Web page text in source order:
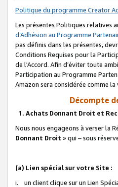
Politique du programme Creator
Les présentes Politiques relatives
d’Adhésion au Programme
pas définis dans les présentes,
Conditions Requises pour la
de l'Accord. Afin d’éviter toute
Participation au Programme
Amazon sera considérée comme
Décompte
1. Achats Donnant Droit et
Nous nous engageons à verser la
Donnant Droit » qui – sous
(a) Lien spécial sur votre Site :
i. un client clique sur un Lien